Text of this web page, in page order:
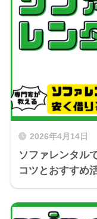
2026年4月14日
ソファレンタル
コツとおすすめ